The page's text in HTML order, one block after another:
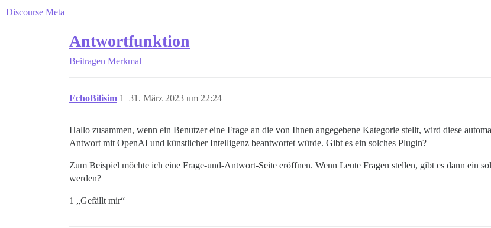
Discourse Meta
Antwortfunktion
Beitragen Merkmal
EchoBilisim 31. März 2023 um 22:24
1
Hallo zusammen, wenn ein Benutzer eine Frage an die von Ihnen angegebene Kategorie stellt, wird diese
Antwort mit OpenAI und künstlicher Intelligenz beantwortet würde. Gibt es ein solches Plugin?
Zum Beispiel möchte ich eine Frage-und-Antwort-Seite eröffnen. Wenn Leute Fragen stellen, gibt es dann ein
werden?
1 „Gefällt mir“